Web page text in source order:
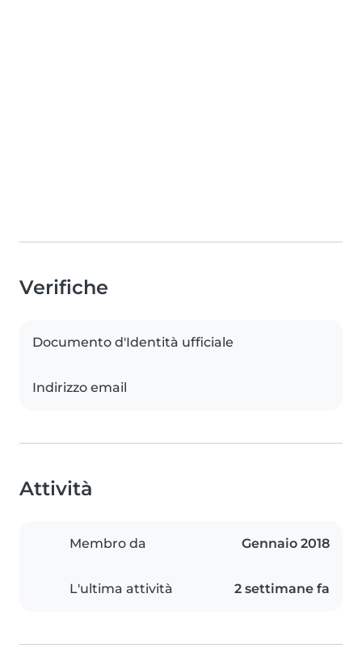
Verifiche
Documento d'Identità ufficiale
Indirizzo email
Attività
Membro da Gennaio 2018
L'ultima attività 2 settimane fa